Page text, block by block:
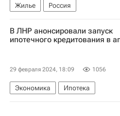
Жилье
Россия
Московская область
Ленинградская область
В ЛНР анонсировали запуск
ипотечного кредитования в
29 февраля 2024, 18:09 1056
Экономика
Ипотека
Луганская Народная Республика